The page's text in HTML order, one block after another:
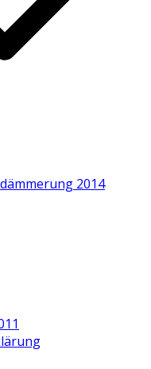
2014